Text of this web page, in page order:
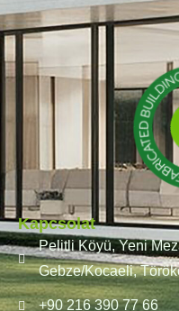
Kapcsolat
Pelitli Köyü, Yeni
Gebze/Kocaeli,
+90 216 390 77 66